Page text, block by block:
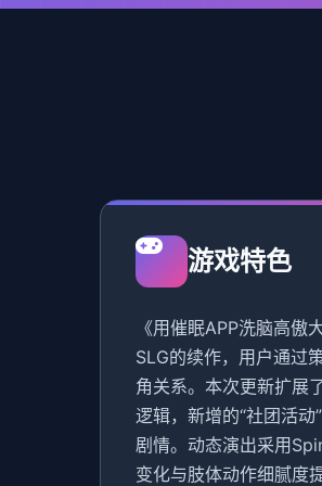
游戏特色
《用催眠APP洗脑高傲
SLG的续作，用户通过
角关系。本次更新扩展
逻辑，新增的“社团活动
剧情。动态演出采用
变化与肢体动作细腻度